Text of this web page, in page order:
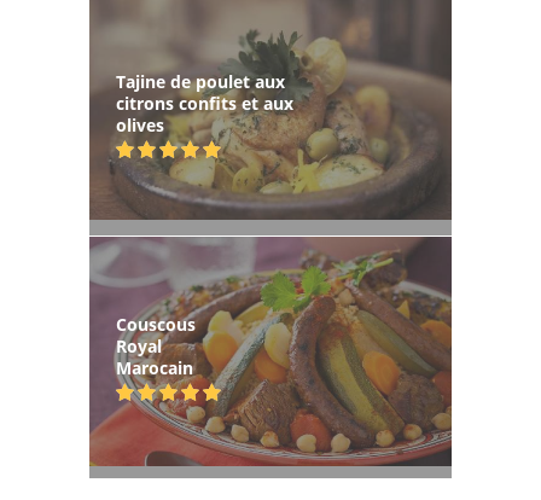
Tajine de poulet aux
citrons confits et aux
olives
Couscous
Royal
Marocain